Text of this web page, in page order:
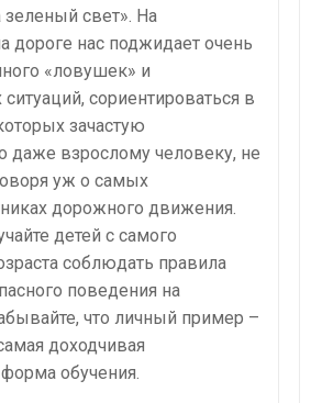
зеленый свет». На
дороге нас поджидает очень
«ловушек» и
сориентироваться в
зачастую
даже взрослому человеку, не
уж о самых
дорожного движения.
детей с самого
соблюдать правила
поведения на
что личный пример –
доходчивая
форма обучения.